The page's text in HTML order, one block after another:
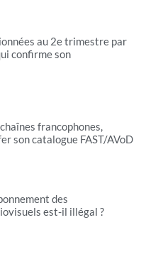
au 2e trimestre par
confirme son
francophones,
son catalogue FAST/AVoD
des
est-il illégal ?